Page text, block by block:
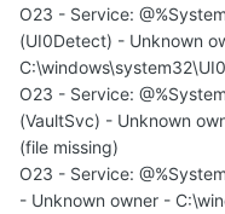
O23 - Service:
(UI0Detect) - Unknown
O23 - Service:
(VaultSvc) - Unknown
(file missing)
O23 - Service:
- Unknown owner -